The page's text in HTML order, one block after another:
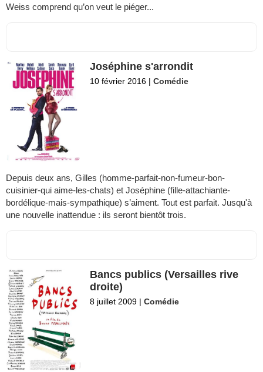
Weiss comprend qu’on veut le piéger...
Joséphine s'arrondit
10 février 2016 | Comédie
Depuis deux ans, Gilles (homme-parfait-non-fumeur-bon-
cuisinier-qui aime-les-chats) et Joséphine (fille-attachiante-
bordélique-mais-sympathique) s’aiment. Tout est parfait. Jusqu'à
une nouvelle inattendue : ils seront bientôt trois.
Bancs publics (Versailles rive
droite)
8 juillet 2009 | Comédie